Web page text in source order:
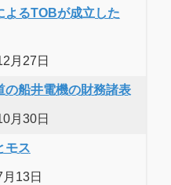
よるTOBが成立した
月27日
の船井電機の財務諸表
月30日
モス
13日